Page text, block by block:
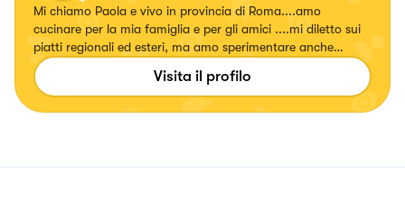
Mi chiamo Paola e vivo in provincia di Roma....amo
cucinare per la mia famiglia e per gli amici ....mi diletto sui
piatti regionali ed esteri, ma amo sperimentare anche
ricette con erbe e fiori, confetture e liquori. Seguitemi!!!!
Su... #fattierifattiamodomioVisita il profilo